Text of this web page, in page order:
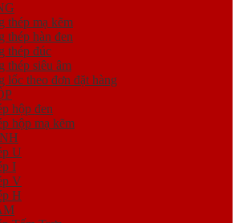
thép mạ kẽm
thép hàn đen
thép đúc
thép siêu âm
lốc theo đơn đặt hàng
hộp đen
hộp mạ kẽm
U
I
V
H